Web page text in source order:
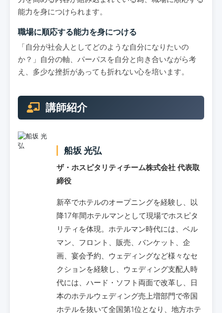
能力を身につけられます。
職場に順応する能力を身につける
「自分が社会人としてどのような自分になりたいの
か？」自分の軸、パーパスを自分と向き合いながら考
え、多少な挫折があっても折れない心を培います。
講師紹介
船坂 光弘
ザ・ホスピタリティチーム株式会社 代表取
締役
新卒でホテルのオープニングを経験し、以
降17年間ホテルマンとして現場でホスピタ
リティを体現。ホテルマン時代には、ベル
マン、フロント、販売、バンケット、企
画、宴会予約、ウェディングなど様々なセ
クションを経験し、ウェディング支配人時
代には、ハード・ソフト両面で改革し、日
本のホテルウェディング売上増部門で帝国
ホテルを抜いて全国第1位となり、地方ホテ